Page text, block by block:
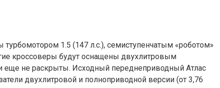
1.5 (147 л.с.), семиступенчатым «роботом»
кроссоверы будут оснащены двухлитровым
еще не раскрыты. Исходный переднеприводный Атлас
двухлитровой и полноприводной версии (от 3,76